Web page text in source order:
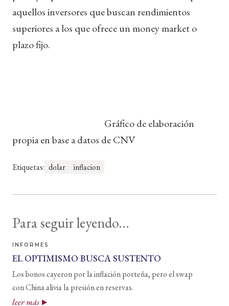
aquellos inversores que buscan rendimientos
superiores a los que ofrece un money market o
plazo fijo.
Gráfico de elaboración
propia en base a datos de CNV
Etiquetas: dolar inflacion
Para seguir leyendo...
INFORMES
EL OPTIMISMO BUSCA SUSTENTO
Los bonos cayeron por la inflación porteña, pero el swap
con China alivia la presión en reservas.
leer más